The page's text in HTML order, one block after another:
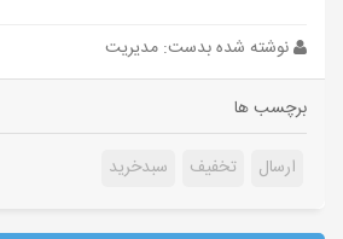
نوشته شده بدست: مدیریت
برچسب ها
ارسال تخفیف سبدخرید